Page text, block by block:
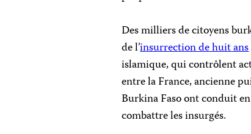
Des milliers de citoyens
de l’insurrection de huit ans
islamique, qui contrôlent
entre la France, ancienne
Burkina Faso ont conduit
combattre les insurgés.